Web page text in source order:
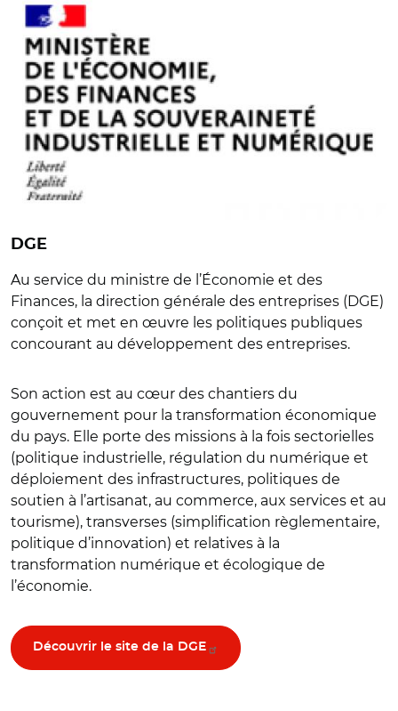
DGE
Au service du ministre de l’Économie et des
Finances, la direction générale des entreprises (DGE)
conçoit et met en œuvre les politiques publiques
concourant au développement des entreprises.
Son action est au cœur des chantiers du
gouvernement pour la transformation économique
du pays. Elle porte des missions à la fois sectorielles
(politique industrielle, régulation du numérique et
déploiement des infrastructures, politiques de
soutien à l’artisanat, au commerce, aux services et au
tourisme), transverses (simplification règlementaire,
politique d’innovation) et relatives à la
transformation numérique et écologique de
l’économie.
Découvrir le site de la DGE